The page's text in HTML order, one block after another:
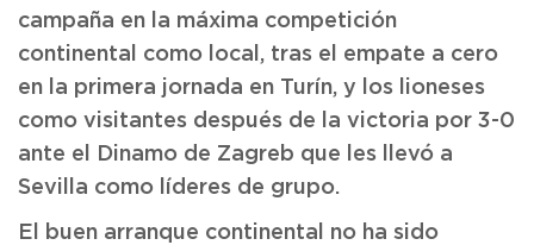
campaña en la máxima competición
continental como local, tras el empate a cero
en la primera jornada en Turín, y los lioneses
como visitantes después de la victoria por 3-0
ante el Dinamo de Zagreb que les llevó a
Sevilla como líderes de grupo.
El buen arranque continental no ha sido